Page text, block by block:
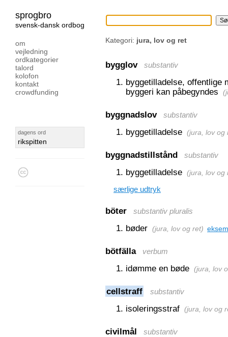
sprogbro
svensk-dansk ordbog
om
vejledning
ordkategorier
talord
kolofon
kontakt
crowdfunding
dagens ord
rikspitten
Kategori: jura, lov og ret
bygglov substantiv
byggetilladelse, offentlige
byggeri kan påbegyndes
(
byggnadslov substantiv
byggetilladelse (jura, lov og
byggnadstillstånd substantiv
byggetilladelse (jura, lov og
særlige udtryk
böter substantiv pluralis
bøder (jura, lov og ret)
bötfälla verbum
idømme en bøde (jura, lov
cellstraff substantiv
isoleringsstraf (jura, lov og
civilmål substantiv